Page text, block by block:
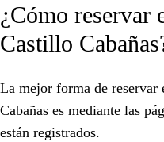
¿Cómo reservar
Castillo
La mejor forma de
Cabañas es mediante las
están registrados.